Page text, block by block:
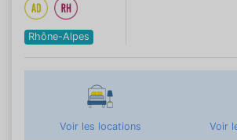
Rhône-Alpes
Voir les locations Voir